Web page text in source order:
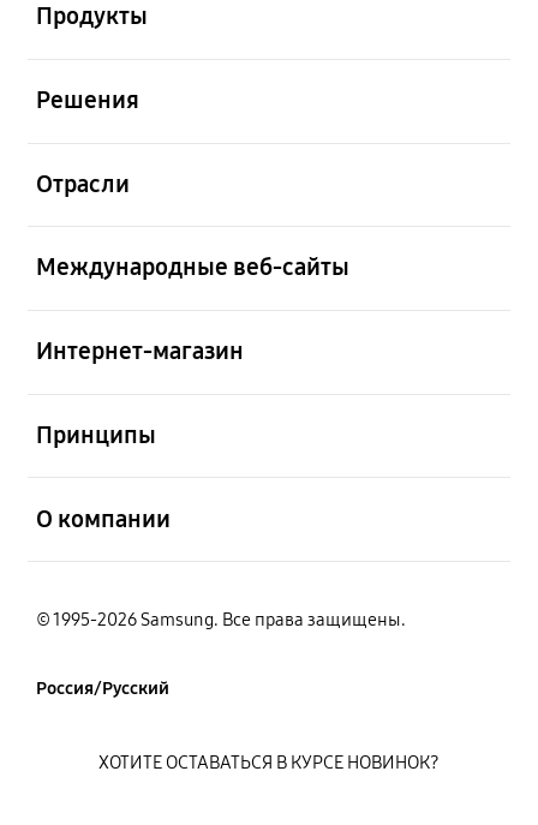
Продукты
Решения
Отрасли
Международные веб-сайты
Интернет-магазин
Принципы
О компании
© 1995-2026 Samsung. Все права защищены.
Россия/Русский
ХОТИТЕ ОСТАВАТЬСЯ В КУРСЕ НОВИНОК?